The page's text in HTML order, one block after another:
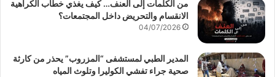
من الكلمات إلى العنف… كيف يغذي خطاب الكراهية
الانقسام والتحريض داخل المجتمعات؟
04/07/2026
المدير الطبي لمستشفى “المزروب” يحذر من كارثة
صحية جراء تفشي الكوليرا وتلوث المياه